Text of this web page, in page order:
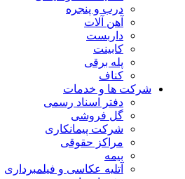
درب و پنجره
آهن آلات
داربست
کابینت
پله برقی
کناف
شرکت ها و خدمات
دفتر اسناد رسمی
گل فروشی
شرکت پیمانکاری
مراکز حقوقی
بیمه
آتلیه عکاسی و فیلمبرداری